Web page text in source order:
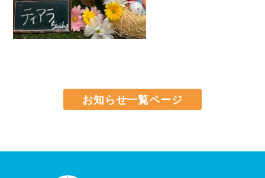
お知らせ一覧ページ